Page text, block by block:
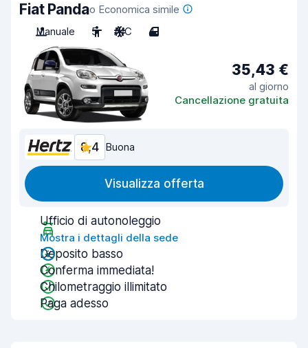
Fiat Pandao Economica simile
Manuale
5 A/C 4
35,43 €
al giorno
Cancellazione gratuita
8,4 Buona
Visualizza offerta
Ufficio di autonoleggio
Mostra i dettagli della sede
Deposito basso
Conferma immediata!
Chilometraggio illimitato
Paga adesso